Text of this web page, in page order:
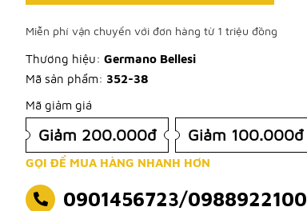
Miễn phí vận chuyển với đơn hàng từ 1 triệu đồng
Thương hiệu: Germano Bellesi
Mã sản phẩm: 352-38
Mã giảm giá
Giảm 200.000đ Giảm 100.000đ
GỌI ĐỂ MUA HÀNG NHANH HƠN
0901456723/0988922100